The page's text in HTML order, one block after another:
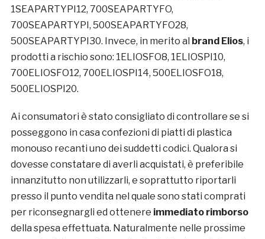
1SEAPARTYPI12, 700SEAPARTYFO,
700SEAPARTYPI, 500SEAPARTYFO28,
500SEAPARTYPI30. Invece, in merito al brand Elios, i
prodotti a rischio sono: 1ELIOSFO8, 1ELIOSPI10,
700ELIOSFO12, 700ELIOSPI14, 500ELIOSFO18,
500ELIOSPI20.
Ai consumatori è stato consigliato di controllare se si
posseggono in casa confezioni di piatti di plastica
monouso recanti uno dei suddetti codici. Qualora si
dovesse constatare di averli acquistati, è preferibile
innanzitutto non utilizzarli, e soprattutto riportarli
presso il punto vendita nel quale sono stati comprati
per riconsegnargli ed ottenere immediato rimborso
della spesa effettuata. Naturalmente nelle prossime